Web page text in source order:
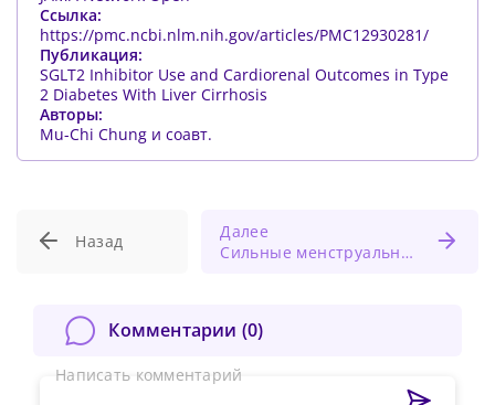
Ссылка:
https://pmc.ncbi.nlm.nih.gov/articles/PMC12930281/
Публикация:
SGLT2 Inhibitor Use and Cardiorenal Outcomes in Type
2 Diabetes With Liver Cirrhosis
Авторы:
Mu-Chi Chung и соавт.
Назад
Далее
Сильные менструальные боли тесно связаны с плохим качеством сна у молодых женщин
Комментарии (0)
Написать комментарий